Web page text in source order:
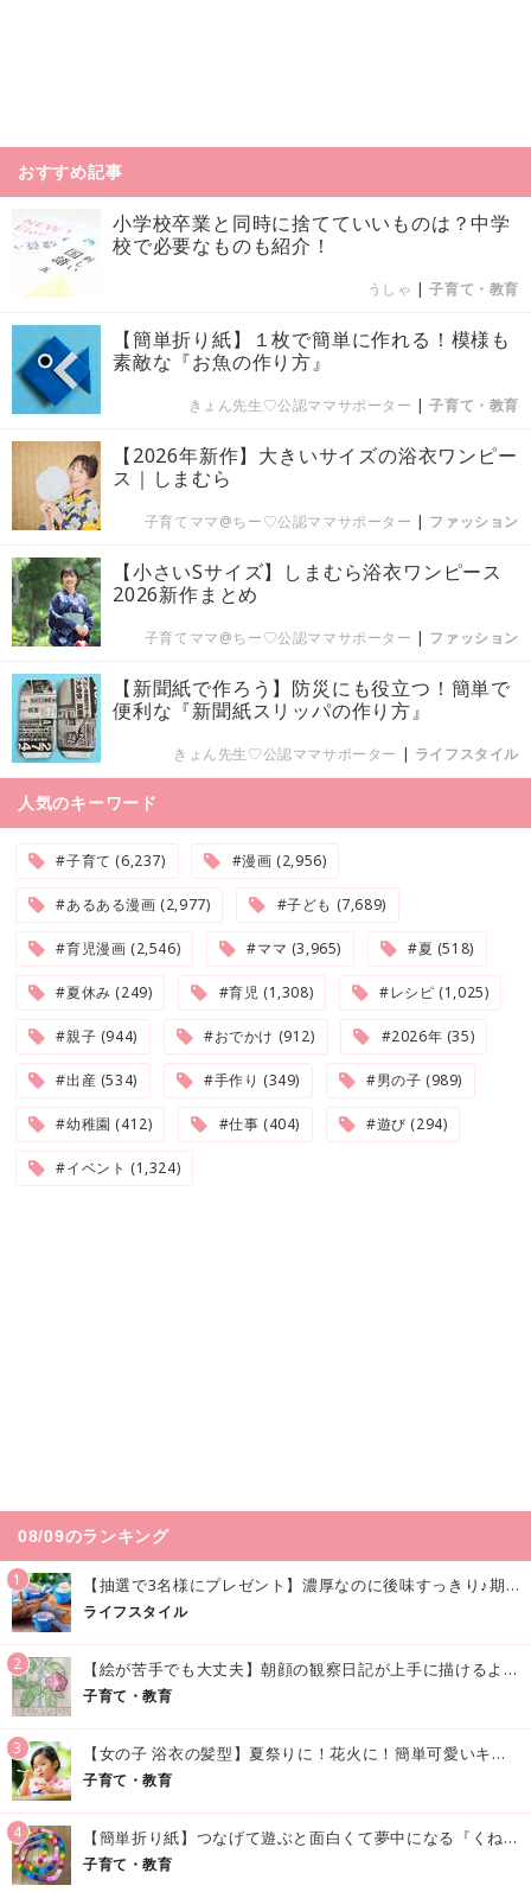
おすすめ記事
小学校卒業と同時に捨てていいものは？中学
校で必要なものも紹介！
うしゃ |子育て・教育
【簡単折り紙】１枚で簡単に作れる！模様も
素敵な『お魚の作り方』
きょん先生♡公認ママサポーター |子育て・教育
【2026年新作】大きいサイズの浴衣ワンピー
ス｜しまむら
子育てママ@ちー♡公認ママサポーター | ファッション
【小さいSサイズ】しまむら浴衣ワンピース
2026新作まとめ
子育てママ@ちー♡公認ママサポーター | ファッション
【新聞紙で作ろう】防災にも役立つ！簡単で
便利な『新聞紙スリッパの作り方』
きょん先生♡公認ママサポーター | ライフスタイル
人気のキーワード
#子育て (6,237) #漫画 (2,956)
#あるある漫画 (2,977) #子ども (7,689)
#育児漫画 (2,546) #ママ (3,965) #夏 (518)
#夏休み (249) #育児 (1,308) #レシピ (1,025)
#親子 (944) #おでかけ (912) #2026年 (35)
#出産 (534) #手作り (349) #男の子 (989)
#幼稚園 (412) #仕事 (404) #遊び (294)
#イベント (1,324)
08/09のランキング
1 【抽選で3名様にプレゼント】濃厚なのに後味すっきり♪期間限定の「メイトーのなめらかプリン カルピス®入りソース」で夏を味わおう！
ライフスタイル
2 【絵が苦手でも大丈夫】朝顔の観察日記が上手に描けるようになる方法｜イラスト付き
子育て・教育
3 【女の子 浴衣の髪型】夏祭りに！花火に！簡単可愛いキッズの浴衣ヘアアレンジまとめ
子育て・教育
4 【簡単折り紙】つなげて遊ぶと面白くて夢中になる『くねくねへびさんの作り方』
子育て・教育